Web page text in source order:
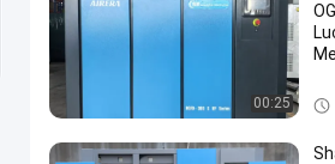
00:25
e